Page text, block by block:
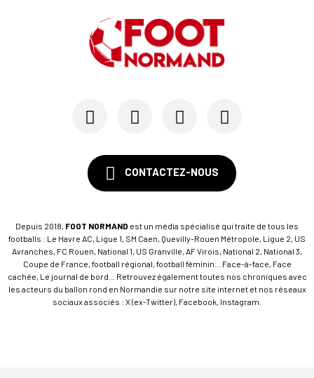
CONTACTEZ-NOUS
Depuis 2018, FOOT NORMAND est un média spécialisé qui traite de tous les
footballs : Le Havre AC, Ligue 1, SM Caen, Quevilly-Rouen Métropole, Ligue 2, US
Avranches, FC Rouen, National 1, US Granville, AF Virois, National 2, National 3,
Coupe de France, football régional, football féminin... Face-à-face, Face
cachée, Le journal de bord... Retrouvez également toutes nos chroniques avec
les acteurs du ballon rond en Normandie sur notre site internet et nos réseaux
sociaux associés : X (ex-Twitter), Facebook, Instagram.